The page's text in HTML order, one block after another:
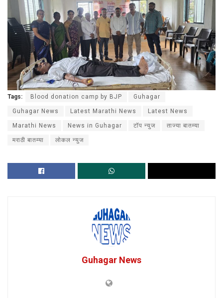
Tags: Blood donation camp by BJP Guhagar
Guhagar News Latest Marathi News Latest News
Marathi News News in Guhagar टॉप न्युज ताज्या बातम्या
मराठी बातम्या लोकल न्युज
Guhagar News